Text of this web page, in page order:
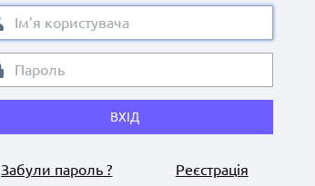
ВХІД
Забули пароль ? Реєстрація